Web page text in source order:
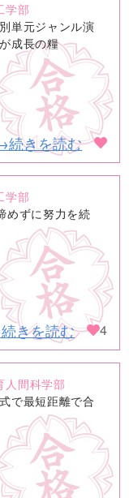
学部
単元ジャンル演
成長の糧
続きを読む
学部
めずに努力を続
きを読む 4
人間科学部
で最短距離で合